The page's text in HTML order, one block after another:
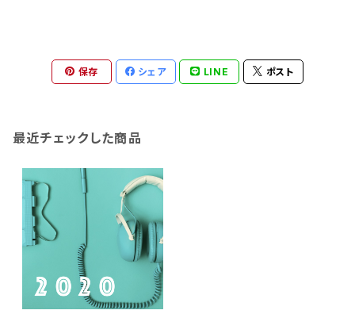
保存 シェア LINE ポスト
最近チェックした商品